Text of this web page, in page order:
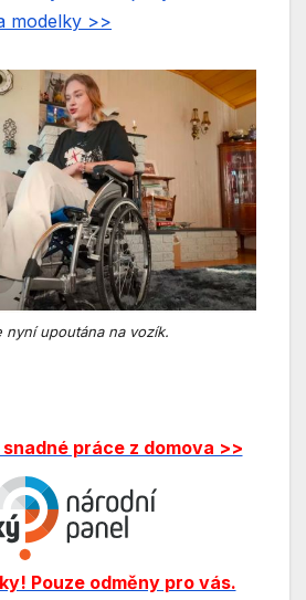
modelky >>
nyní upoutána na vozík.
práce z domova >>
Pouze odměny pro vás.